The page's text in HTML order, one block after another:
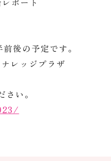
後の予定です。
レッジプラザ
い。